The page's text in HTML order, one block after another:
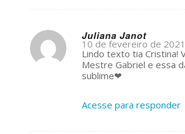
Juliana Janot
s
ays:
10 de fevereiro de
Lindo texto tia Cristina!
Mestre Gabriel e essa
sublime❤
Acesse para responder